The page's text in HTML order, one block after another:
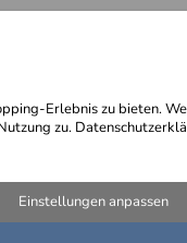
Erlebnis zu bieten.
zu.
Einstellungen anpassen
@